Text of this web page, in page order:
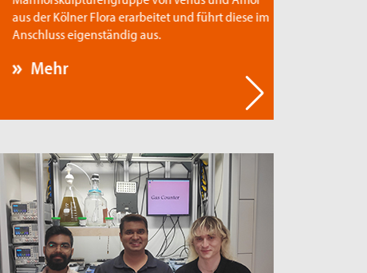
aus der Kölner Flora erarbeitet und führt diese im
Anschluss eigenständig aus.
Mehr